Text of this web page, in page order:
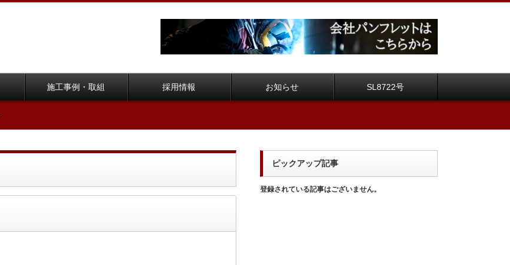
施工事例・取組 採用情報 お知らせ SL8722号
ピックアップ記事
登録されている記事はございません。